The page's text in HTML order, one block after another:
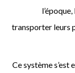
transporter leurs
Ce système s’est